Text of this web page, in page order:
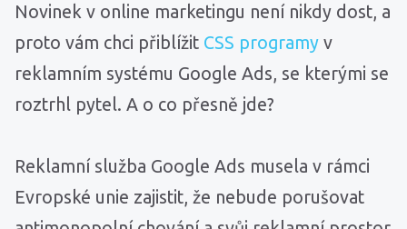
Novinek v online marketingu není nikdy dost, a
proto vám chci přiblížit CSS programy v
reklamním systému Google Ads, se kterými se
roztrhl pytel. A o co přesně jde?
Reklamní služba Google Ads musela v rámci
Evropské unie zajistit, že nebude porušovat